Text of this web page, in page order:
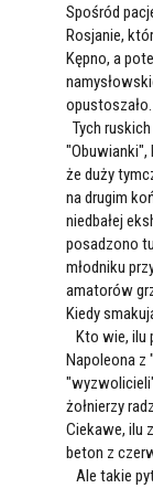
Spośród
Rosjanie,
Kępno, a
opustoszało.
Tych
"Obuwianki",
że duży
na drugim
niedbałej
posadzono
młodniku
amatorów
Kiedy
Kto wie, ilu
Napoleona z
żołnierzy
Ciekawe, ilu
beton z
Ale takie